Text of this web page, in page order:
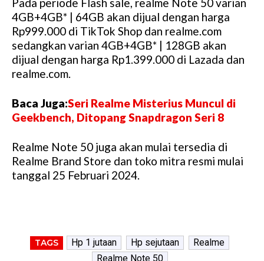
Pada periode Flash sale, realme Note 50 varian
4GB+4GB* | 64GB akan dijual dengan harga
Rp999.000 di TikTok Shop dan realme.com
sedangkan varian 4GB+4GB* | 128GB akan
dijual dengan harga Rp1.399.000 di Lazada dan
realme.com.
Baca Juga:Seri Realme Misterius Muncul di
Geekbench, Ditopang Snapdragon Seri 8
Realme Note 50 juga akan mulai tersedia di
Realme Brand Store dan toko mitra resmi mulai
tanggal 25 Februari 2024.
TAGS Hp 1 jutaan Hp sejutaan
Realme
Realme Note 50